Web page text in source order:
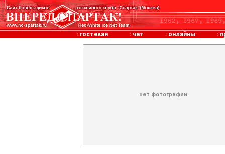
: гостевая : чат : онлайны :
нет фотографии